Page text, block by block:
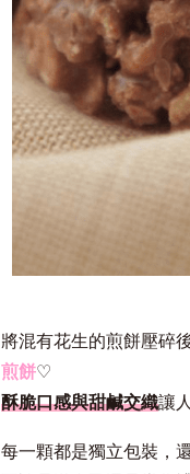
將混有花生的煎餅壓碎
煎餅♡
酥脆口感與甜鹹交織讓
每一顆都是獨立包裝，